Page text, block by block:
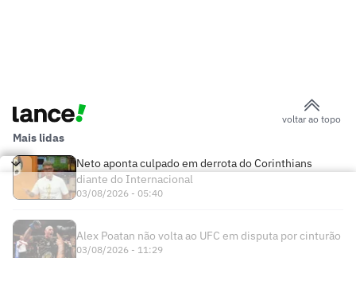
voltar ao topo
Mais lidas
Neto aponta culpado em derrota do Corinthians
diante do Internacional
03/08/2026 - 05:40
Alex Poatan não volta ao UFC em disputa por cinturão
03/08/2026 - 11:29